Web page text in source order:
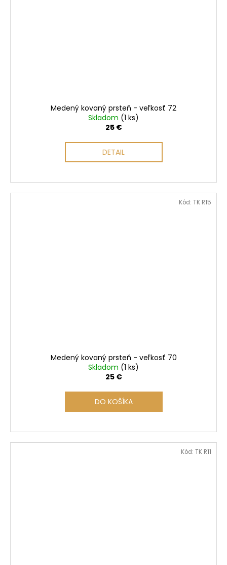
Medený kovaný prsteň - veľkosť 72
Skladom (1 ks)
25 €
DETAIL
Medený kovaný prsteň - veľkosť 70
Skladom (1 ks)
25 €
DO KOŠÍKA
Kód: TK R15
Kód: TK R11